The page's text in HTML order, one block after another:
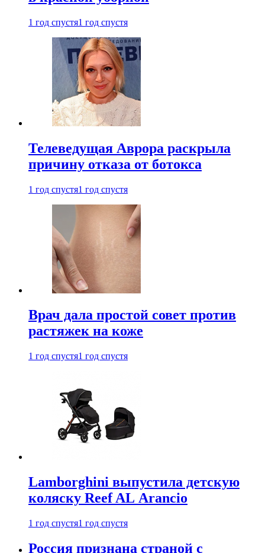
1 год спустя1 год спустя
Телеведущая Аврора раскрыла
причину отказа от ботокса
1 год спустя1 год спустя
Врач дала простой совет против
растяжек на коже
1 год спустя1 год спустя
Lamborghini выпустила детскую
коляску Reef AL Arancio
1 год спустя1 год спустя
Россия признана страной с